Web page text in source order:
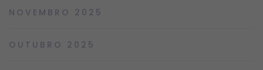
NOVEMBRO 2025
OUTUBRO 2025